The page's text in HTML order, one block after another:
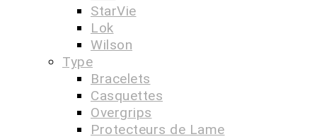
StarVie
Lok
Wilson
Type
Bracelets
Casquettes
Overgrips
Protecteurs de Lame